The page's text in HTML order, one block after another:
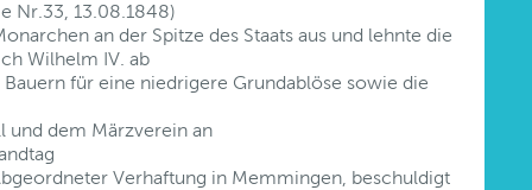
Nr.33, 13.08.1848)
an der Spitze des Staats aus und lehnte die
Wilhelm IV. ab
für eine niedrigere Grundablöse sowie die
und dem Märzverein an
Verhaftung in Memmingen, beschuldigt